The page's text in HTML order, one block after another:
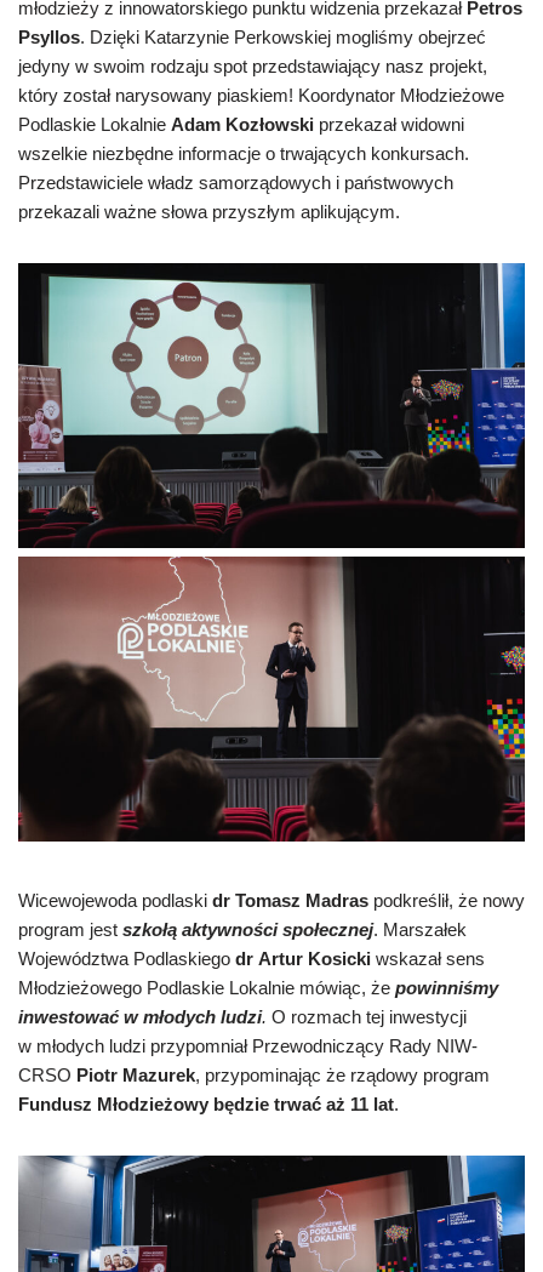
młodzieży z innowatorskiego punktu widzenia przekazał Petros
Psyllos. Dzięki Katarzynie Perkowskiej mogliśmy obejrzeć
jedyny w swoim rodzaju spot przedstawiający nasz projekt,
który został narysowany piaskiem! Koordynator Młodzieżowe
Podlaskie Lokalnie Adam Kozłowski przekazał widowni
wszelkie niezbędne informacje o trwających konkursach.
Przedstawiciele władz samorządowych i państwowych
przekazali ważne słowa przyszłym aplikującym.
Wicewojewoda podlaski dr Tomasz Madras podkreślił, że nowy
program jest szkołą aktywności społecznej. Marszałek
Województwa Podlaskiego dr Artur Kosicki wskazał sens
Młodzieżowego Podlaskie Lokalnie mówiąc, że powinniśmy
inwestować w młodych ludzi. O rozmach tej inwestycji
w młodych ludzi przypomniał Przewodniczący Rady NIW-
CRSO Piotr Mazurek, przypominając że rządowy program
Fundusz Młodzieżowy będzie trwać aż 11 lat.